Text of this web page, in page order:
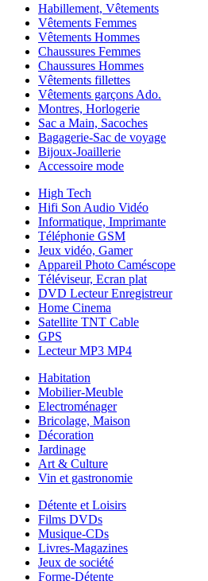
Habillement, Vêtements
Vêtements Femmes
Vêtements Hommes
Chaussures Femmes
Chaussures Hommes
Vêtements fillettes
Vêtements garçons Ado.
Montres, Horlogerie
Sac a Main, Sacoches
Bagagerie-Sac de voyage
Bijoux-Joaillerie
Accessoire mode
High Tech
Hifi Son Audio Vidéo
Informatique, Imprimante
Téléphonie GSM
Jeux vidéo, Gamer
Appareil Photo Caméscope
Téléviseur, Ecran plat
DVD Lecteur Enregistreur
Home Cinema
Satellite TNT Cable
GPS
Lecteur MP3 MP4
Habitation
Mobilier-Meuble
Electroménager
Bricolage, Maison
Décoration
Jardinage
Art & Culture
Vin et gastronomie
Détente et Loisirs
Films DVDs
Musique-CDs
Livres-Magazines
Jeux de société
Forme-Détente